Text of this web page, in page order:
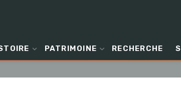
PATRIMOINE RECHERCHE